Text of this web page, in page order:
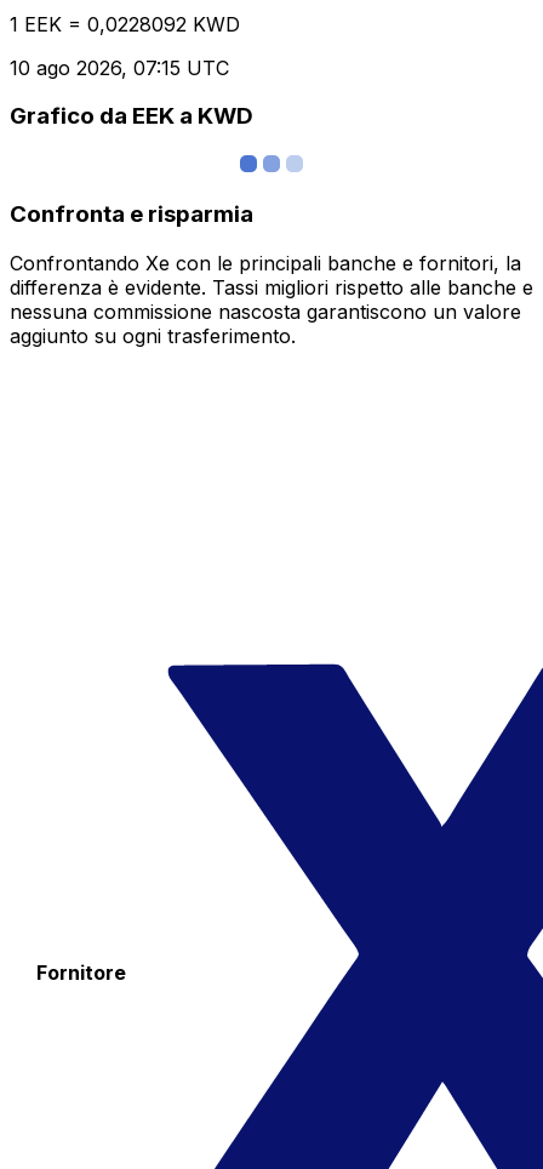
1 EEK = 0,0228092 KWD
10 ago 2026, 07:15 UTC
Grafico da EEK a KWD
Confronta e risparmia
Confrontando Xe con le principali banche e fornitori, la
differenza è evidente. Tassi migliori rispetto alle banche e
nessuna commissione nascosta garantiscono un valore
aggiunto su ogni trasferimento.
Fornitore